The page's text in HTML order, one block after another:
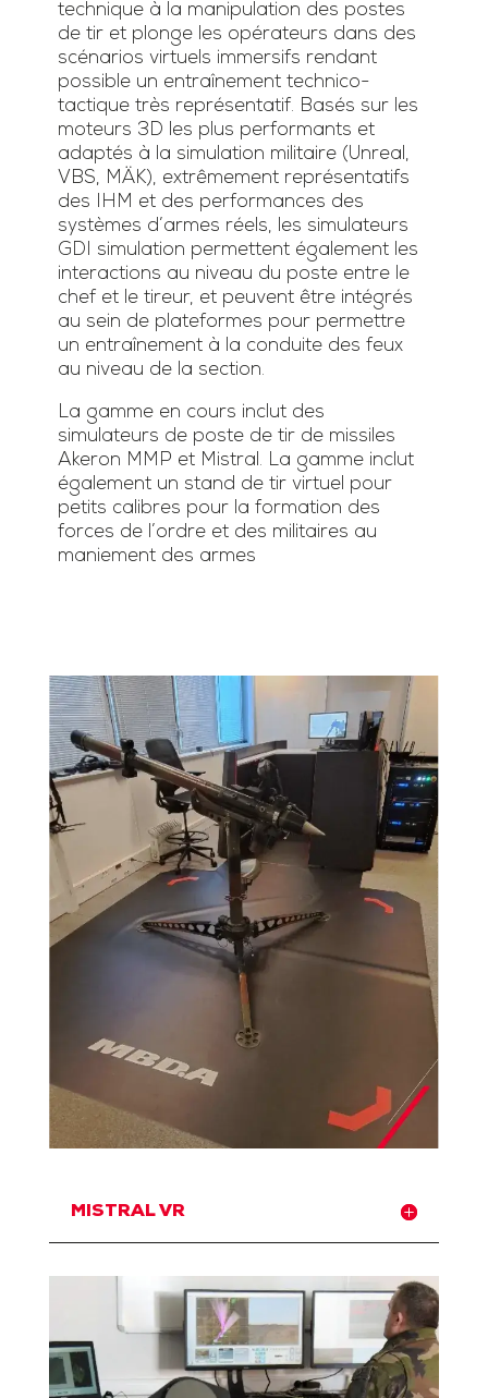
technique à la manipulation des postes
de tir et plonge les opérateurs dans des
scénarios virtuels immersifs rendant
possible un entraînement technico-
tactique très représentatif. Basés sur les
moteurs 3D les plus performants et
adaptés à la simulation militaire (Unreal,
VBS, MÄK), extrêmement représentatifs
des IHM et des performances des
systèmes d’armes réels, les simulateurs
GDI simulation permettent également les
interactions au niveau du poste entre le
chef et le tireur, et peuvent être intégrés
au sein de plateformes pour permettre
un entraînement à la conduite des feux
au niveau de la section.
La gamme en cours inclut des
simulateurs de poste de tir de missiles
Akeron MMP et Mistral. La gamme inclut
également un stand de tir virtuel pour
petits calibres pour la formation des
forces de l’ordre et des militaires au
maniement des armes
MISTRAL VR